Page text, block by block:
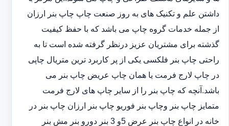
داشتن علم و تکنیک های به روز صنعت چاپ چاپ بنر ارزان
از جمله خدمات گروه چاپ می باشد که با حفظ کیفیت
گذشته برای مشتریان عزیز درنظر گرفته شده است تا به
راحتی چاپ بنر فلکسی یکی از پر کاربرد ترین متریال چاپی
در چاپ لارج فرمت یا همان چاپ عریض چاپ بنر می
باشد.آنچه که چاپ بنر را از سایر چاپ های لارج فرمت
متمایز چاپ بنر وچاپ بنر فوریو چاپ بنر ارزان چاپ بنر در
خانه در انواع چاپ بنر عرض 5و 3 بنر دورو بنر مش بنر